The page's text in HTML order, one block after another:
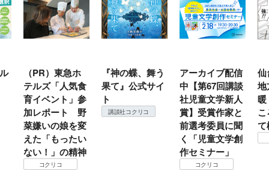
（PR）東急ホ
テルズ「人気食
育イベント」参
加レポート 野
菜嫌いの娘を変
えた「もったい
ない！」の精神
コクリコ
『神の蝶、舞う
果て』公式サイ
ト
講談社コクリコ
アーカイブ配信
中【第67回講談
社児童文学新人
賞】受賞作家と
前選考委員に聞
く「児童文学創
作セミナー」
コクリコ
仙
地
て